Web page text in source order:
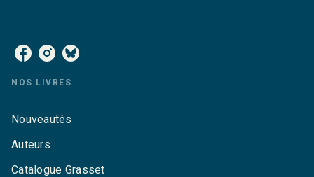
NOS LIVRES
Nouveautés
Auteurs
Catalogue Grasset